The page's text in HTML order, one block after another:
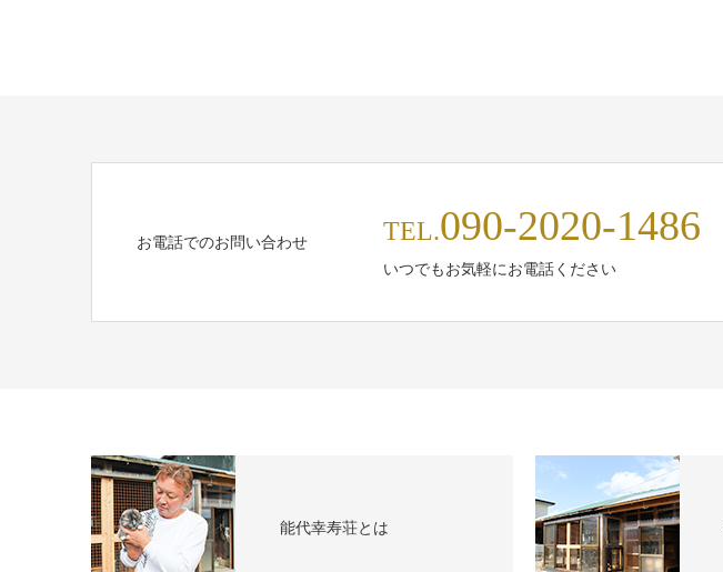
お電話でのお問い合わせ TEL.090-2020-1486
いつでもお気軽にお電話ください
能代幸寿荘とは